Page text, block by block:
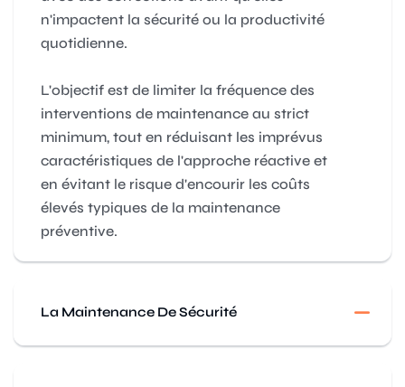
n'impactent la sécurité ou la productivité
quotidienne.
L'objectif est de limiter la fréquence des
interventions de maintenance au strict
minimum, tout en réduisant les imprévus
caractéristiques de l'approche réactive et
en évitant le risque d'encourir les coûts
élevés typiques de la maintenance
préventive.
La Maintenance De Sécurité